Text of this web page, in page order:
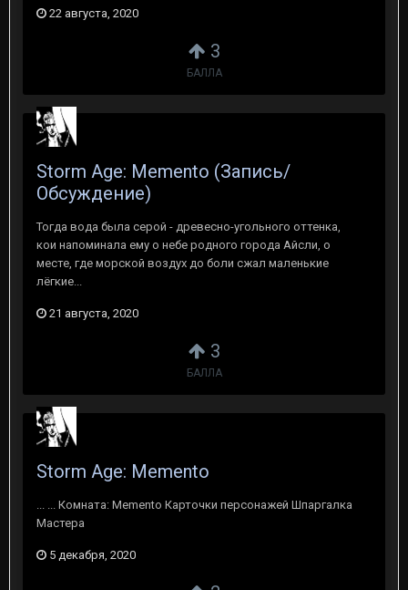
3
БАЛЛА
22 августа, 2020
3
БАЛЛА
Storm Age: Memento (Запись/
Обсуждение)
Тогда вода была серой - древесно-угольного оттенка,
кои напоминала ему о небе родного города Айсли, о
месте, где морской воздух до боли сжал маленькие
лёгкие...
21 августа, 2020
Storm Age: Memento
... ... Комната: Memento Карточки персонажей Шпаргалка
Мастера
5 декабря, 2020